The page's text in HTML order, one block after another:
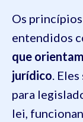
Os
entendidos
que
jurídico .
para
lei,